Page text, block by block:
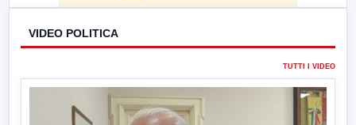
VIDEO POLITICA
TUTTI I VIDEO